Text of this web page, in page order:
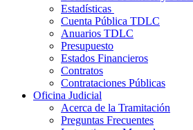
Estadísticas
Cuenta Pública TDLC
Anuarios TDLC
Presupuesto
Estados Financieros
Contratos
Contrataciones Públicas
Oficina Judicial
Acerca de la Tramitación
Preguntas Frecuentes